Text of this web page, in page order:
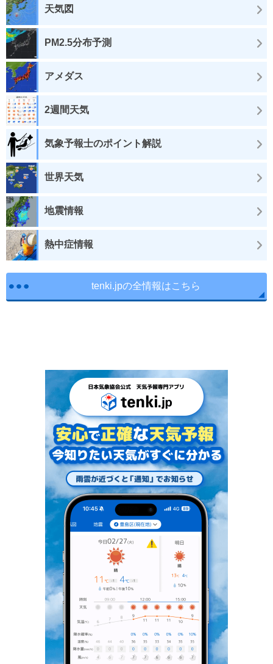
天気図
PM2.5分布予測
アメダス
2週間天気
気象予報士のポイント解説
世界天気
地震情報
熱中症情報
tenki.jpの全情報はこちら